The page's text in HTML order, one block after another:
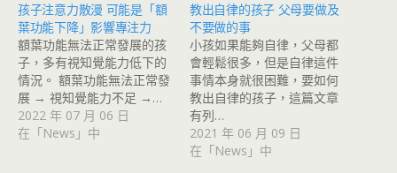
孩子注意力散漫 可能是「額
葉功能下降」影響專注力
額葉功能無法正常發展的孩
子，多有視知覺能力低下的
情況。 額葉功能無法正常發
展 → 視知覺能力不足 →…
2022 年 07 月 06 日
在「News」中
教出自律的孩子 父母要做及
不要做的事
小孩如果能夠自律，父母都
會輕鬆很多，但是自律這件
事情本身就很困難，要如何
教出自律的孩子，這篇文章
有列…
2021 年 06 月 09 日
在「News」中